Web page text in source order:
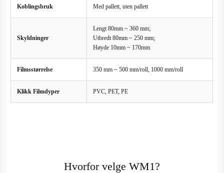
Koblingsbruk Med pallett, uten pallett
Skyldninger
Lengt 80mm ~ 360 mm;
Utbredt 80mm ~ 250 mm;
Høyde 10mm ~ 170mm
Filmsstørrelse 350 mm ~ 500 mm/roll, 1000 mm/roll
Klikk Filmdyper PVC, PET, PE
Hvorfor velge WM1?